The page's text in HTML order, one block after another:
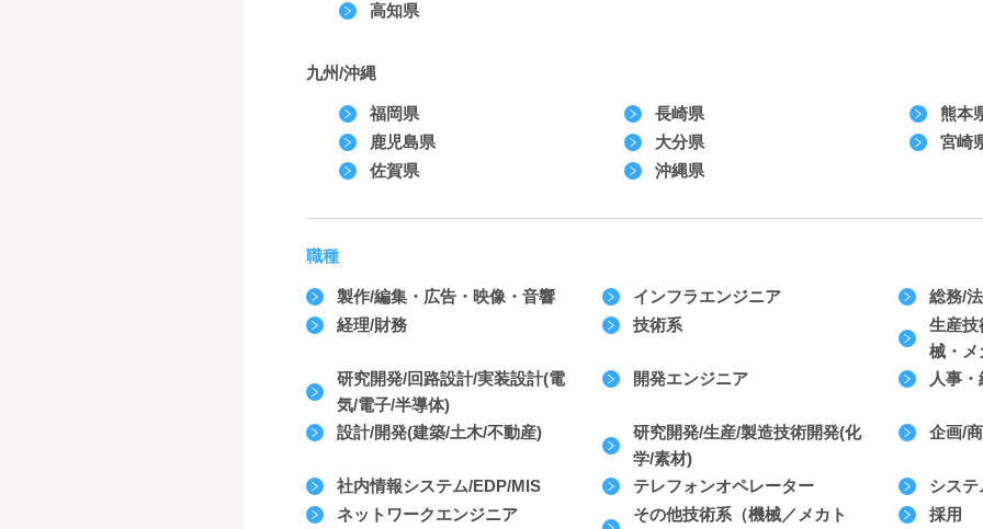
高知県
九州/沖縄
福岡県 長崎県
熊本
鹿児島県
大分県
宮崎
佐賀県
沖縄県
職種
製作/編集・広告・映像・音響 インフラエンジニア
総務/
経理/財務
技術系
生産技
械・メ
研究開発/回路設計/実装設計(電
気/電子/半導体)
開発エンジニア 人事
設計/開発(建築/土木/不動産)
研究開発/生産/製造技術開発(化
学/素材)
企画/
社内情報システム/EDP/MIS テレフォンオペレーター
シス
ネットワークエンジニア
その他技術系（機械／メカト
採用